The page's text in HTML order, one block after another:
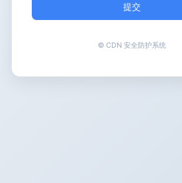
提交
© CDN 安全防护系统